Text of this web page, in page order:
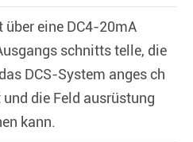
über eine DC4-20mA
schnitts telle, die
DCS-System anges ch
die Feld ausrüstung
kann.